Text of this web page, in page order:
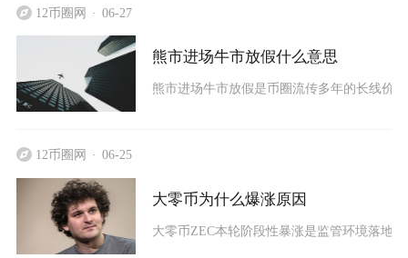
12币圈网 06-27
熊市进场牛市放假什么意思
熊市进场牛市放假是币圈流传多年的长线价
12币圈网 06-25
大零币为什么爆涨原因
大零币ZEC本轮阶段性暴涨是监管环境落地